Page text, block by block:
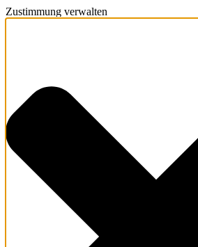
Zustimmung verwalten